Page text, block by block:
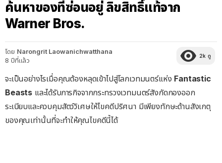
ค้นหาของที่ซ่อนอยู่ ลิขสิทธิ์แท้จาก
Warner Bros.
โดย Narongrit Laowanichwatthana
8 ปีที่แล้ว
2k ดู
จะเป็นอย่างไรเมื่อคุณต้องหลุดเข้าไปสู่โลกเวทมนตร์แห่ง Fantastic
Beasts และได้รับภารกิจจากกระทรวงเวทมนตร์สังกัดกองออก
ระเบียบและควบคุมสัตว์วิเศษให้ไขคดีปริศนา มีเพียงทักษะด้านสังเกตุ
ของคุณเท่านั้นที่จะทำให้คุณไขคดีนี้ได้